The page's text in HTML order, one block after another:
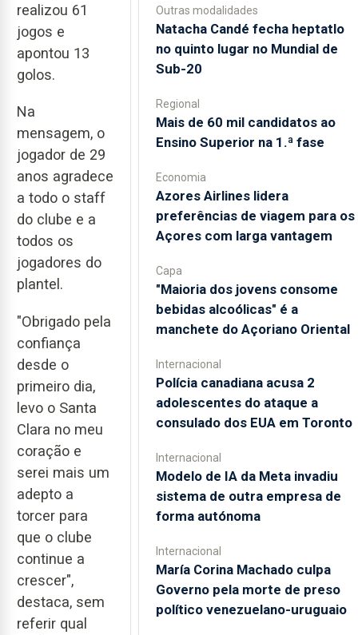
realizou 61
jogos e
apontou 13
golos.
Na
mensagem, o
jogador de 29
anos agradece
a todo o staff
do clube e a
todos os
jogadores do
plantel.
"Obrigado pela
confiança
desde o
primeiro dia,
levo o Santa
Clara no meu
coração e
serei mais um
adepto a
torcer para
que o clube
continue a
crescer",
destaca, sem
referir qual
Outras modalidades
Natacha Candé fecha heptatlo
no quinto lugar no Mundial de
Sub-20
Regional
Mais de 60 mil candidatos ao
Ensino Superior na 1.ª fase
Economia
Azores Airlines lidera
preferências de viagem para os
Açores com larga vantagem
Capa
"Maioria dos jovens consome
bebidas alcoólicas" é a
manchete do Açoriano Oriental
Internacional
Polícia canadiana acusa 2
adolescentes do ataque a
consulado dos EUA em Toronto
Internacional
Modelo de IA da Meta invadiu
sistema de outra empresa de
forma autónoma
Internacional
María Corina Machado culpa
Governo pela morte de preso
político venezuelano-uruguaio